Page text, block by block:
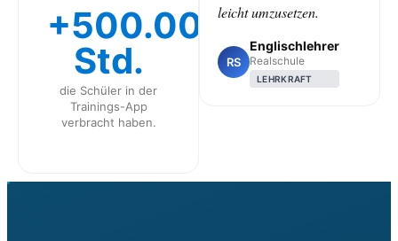
+500.000
Std.
die Schüler in der
Trainings-App
verbracht haben.
leicht umzusetzen.
RS
Englischlehrer
Realschule
LEHRKRAFT